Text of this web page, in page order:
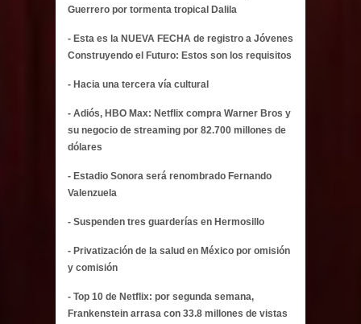
Guerrero por tormenta tropical Dalila
- Esta es la NUEVA FECHA de registro a Jóvenes
Construyendo el Futuro: Estos son los requisitos
- Hacia una tercera vía cultural
- Adiós, HBO Max: Netflix compra Warner Bros y
su negocio de streaming por 82.700 millones de
dólares
- Estadio Sonora será renombrado Fernando
Valenzuela
- Suspenden tres guarderías en Hermosillo
- Privatización de la salud en México por omisión
y comisión
- Top 10 de Netflix: por segunda semana,
Frankenstein arrasa con 33.8 millones de vistas